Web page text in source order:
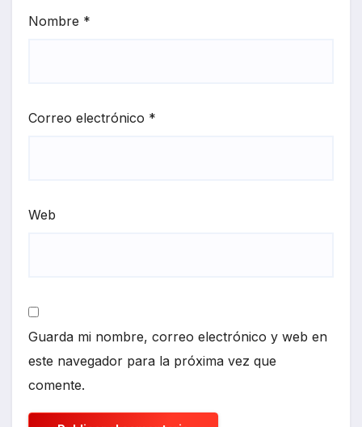
Nombre *
Correo electrónico *
Web
Guarda mi nombre, correo electrónico y web en
este navegador para la próxima vez que
comente.